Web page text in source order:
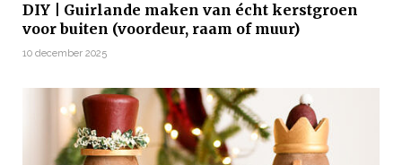
DIY | Guirlande maken van écht kerstgroen
voor buiten (voordeur, raam of muur)
10 december 2025